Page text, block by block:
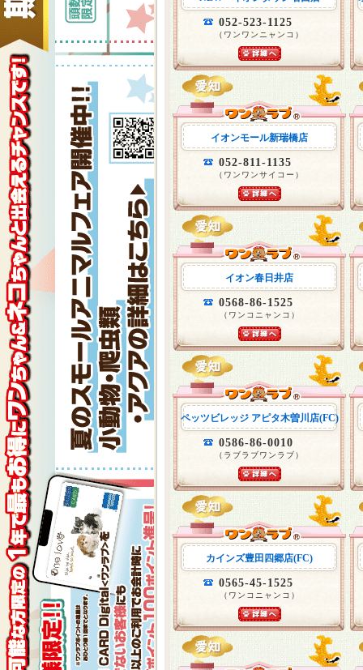
052-523-1125
（ワンワンニャンコ）
イオンモール新瑞橋店
052-811-1135
（ワンワンサイコー）
イオン春日井店
0568-86-1525
（ワンコニャンコ）
ペッツビレッジ アピタ木曽川店(FC)
0586-86-0010
（ラブラブワンラブ）
カインズ豊田四郷店(FC)
0565-45-1525
（ワンコニャンコ）